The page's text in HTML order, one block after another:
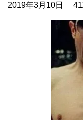
2019年3月10日